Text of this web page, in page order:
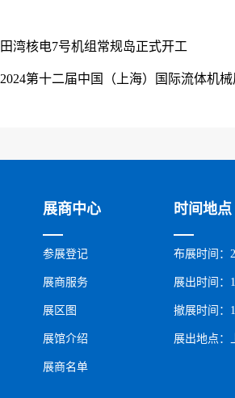
田湾核电7号机组常规岛正式开工
2024第十二届中国（上海）国际流体机
展商中心
参展登记
展商服务
展区图
展馆介绍
展商名单
时间地点
布展时间：
展出时间：
撤展时间：
展出地点：